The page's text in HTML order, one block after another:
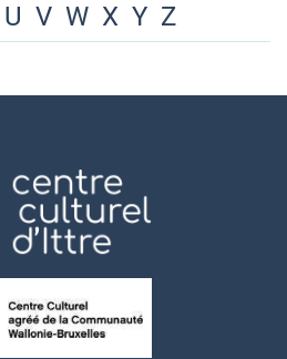
U V W X Y Z